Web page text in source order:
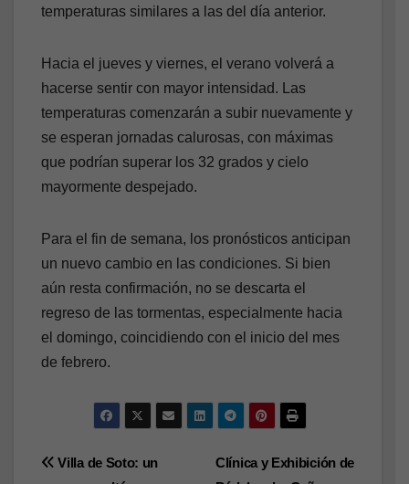
temperaturas similares a las del día anterior.
Hacia el jueves y viernes, el verano volverá a
hacerse sentir con mayor intensidad. Las
temperaturas comenzarán a subir nuevamente y
se esperan jornadas calurosas, con máximas
que podrían superar los 32 grados y cielo
mayormente despejado.
Para el fin de semana, los pronósticos anticipan
un nuevo cambio en las condiciones. Si bien
aún resta confirmación, no se descarta el
regreso de las tormentas, especialmente hacia
el domingo, coincidiendo con el inicio del mes
de febrero.
Navegación
Clínica y Exhibición de
Villa de Soto: un